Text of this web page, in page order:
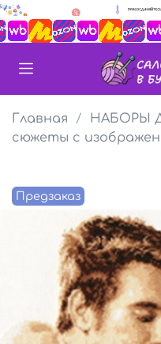
Главная НАБОРЫ
сюжеты с
Предзаказ